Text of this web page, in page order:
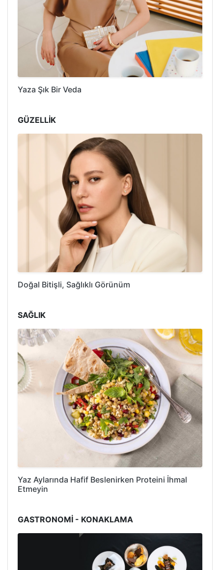
Yaza Şık Bir Veda
GÜZELLİK
Doğal Bitişli, Sağlıklı Görünüm
SAĞLIK
Yaz Aylarında Hafif Beslenirken Proteini İhmal
Etmeyin
GASTRONOMİ - KONAKLAMA